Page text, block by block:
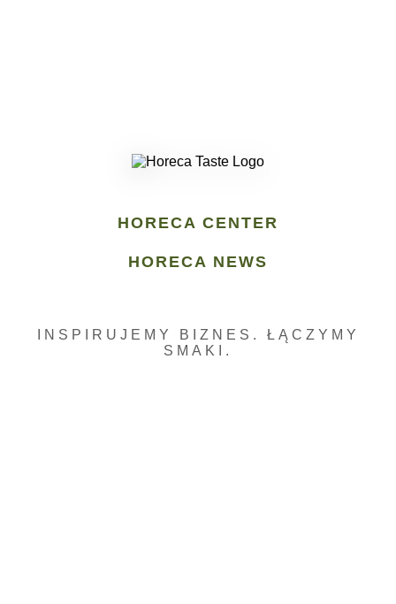
HORECA CENTER
HORECA NEWS
INSPIRUJEMY BIZNES. ŁĄCZYMY
SMAKI.